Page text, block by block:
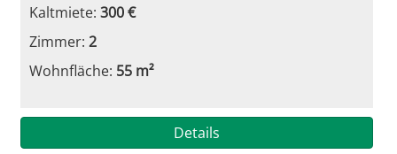
Kaltmiete:300 €
Zimmer:2
Wohnfläche: 55 m²
Details